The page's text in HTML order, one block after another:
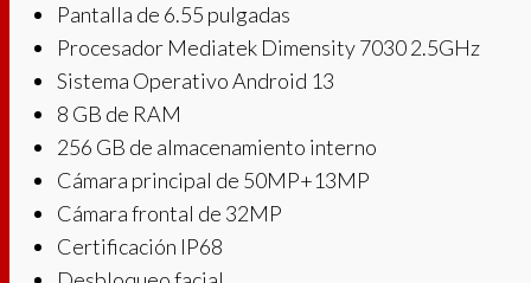
Pantalla de 6.55 pulgadas
Procesador Mediatek Dimensity 7030 2.5GHz
Sistema Operativo Android 13
8 GB de RAM
256 GB de almacenamiento interno
Cámara principal de 50MP+13MP
Cámara frontal de 32MP
Certificación IP68